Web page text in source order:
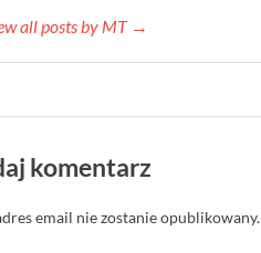
all posts by MT →
komentarz
email nie zostanie opublikowany.